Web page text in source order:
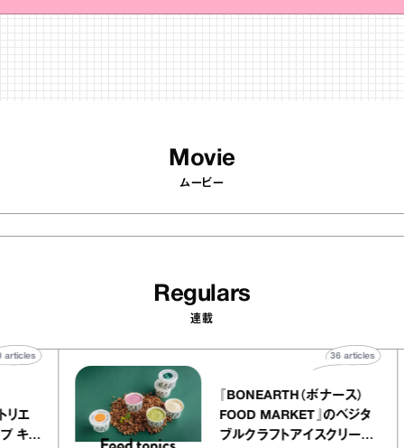
Movie
ムービー
Regulars
連載
アトリエ
レープ キャ
40 articles
『BONEARTH（ボナース）
FOOD MARKET』のベジ
ブルクラフトアイスクリー
36